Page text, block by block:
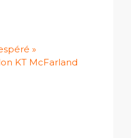
»
KT McFarland